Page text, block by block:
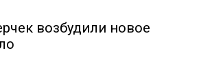
возбудили новое